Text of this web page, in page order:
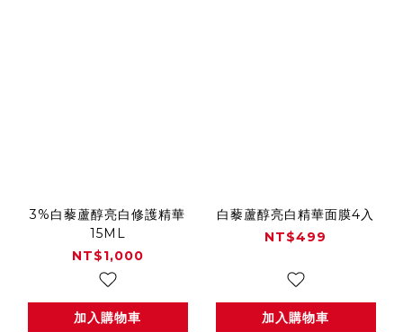
3%白藜蘆醇亮白修護精華
15ML
NT$1,000
加入購物車
白藜蘆醇亮白精華面膜4入
NT$499
加入購物車